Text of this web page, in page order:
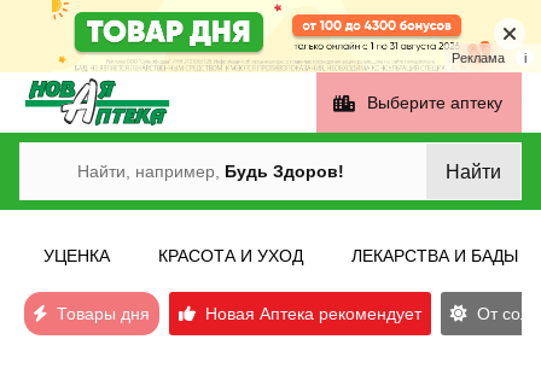
Реклама i
Выберите аптеку
Найти, например, Будь Здоров! Найти
УЦЕНКА КРАСОТА И УХОД ЛЕКАРСТВА И БАДЫ
Товары дня Новая Аптека рекомендует От